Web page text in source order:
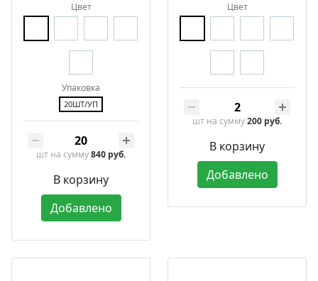
Цвет
Упаковка
20ШТ/УП
шт на сумму840 руб.
В корзину
Добавлено
Цвет
шт на сумму200 руб.
В корзину
Добавлено